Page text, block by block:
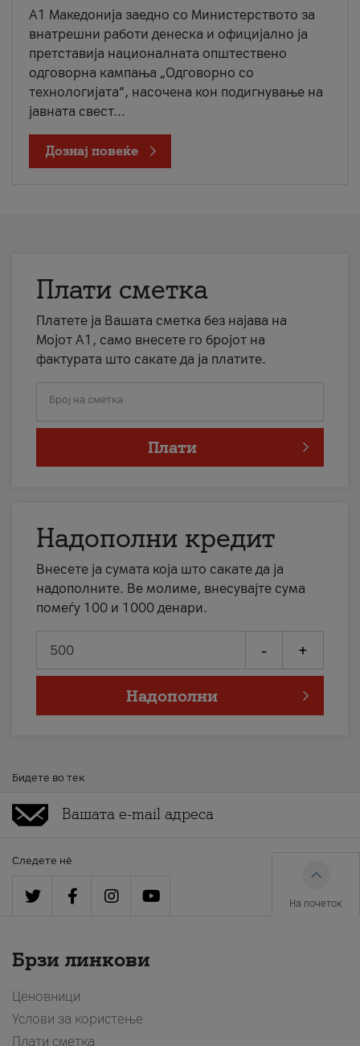
A1 Македонија заедно со Министерството за
внатрешни работи денеска и официјално ја
претставија националната општествено
одговорна кампања „Одговорно со
технологијата“, насочена кон подигнување на
јавната свест...
Дознај повеќе
Плати сметка
Платете ја Вашата сметка без најава на
Мојот А1, само внесете го бројот на
фактурата што сакате да ја платите.
Број на сметка
Плати
Надополни кредит
Внесете ја сумата која што сакате да ја
надополните. Ве молиме, внесувајте сума
помеѓу 100 и 1000 денари.
- +
Надополни
Бидете во тек
Следете нè
На почеток
Брзи линкови
Ценовници
Услови за користење
Плати сметка